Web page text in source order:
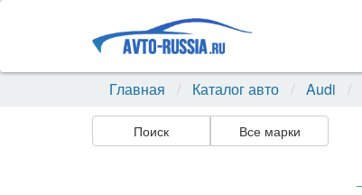
Главная Каталог авто Audi
Поиск Все марки